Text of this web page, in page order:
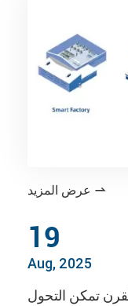

19
Aug, 2025
تمكن التحول